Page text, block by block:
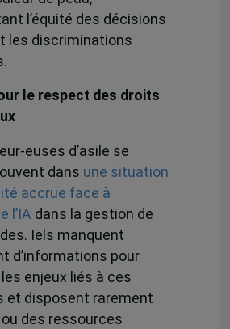
l’équité des décisions
les discriminations
le respect des droits
euses d’asile se
dans une situation
accrue face à
l’IA dans la gestion de
Iels manquent
d’informations pour
enjeux liés à ces
et disposent rarement
des ressources